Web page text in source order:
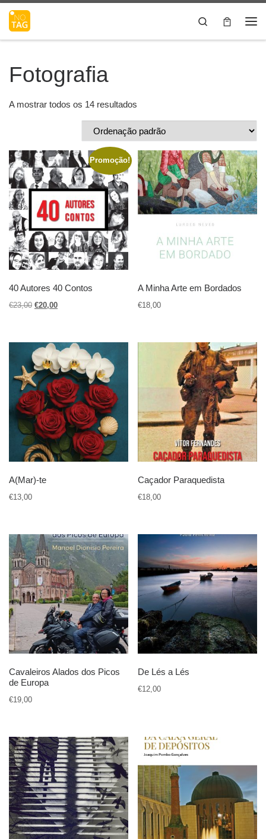
Skip to content
Search
Fotografia
A mostrar todos os 14 resultados
Promoção!
40 Autores 40 Contos
€23,00 O preço original era: €23,00.
€20,00O preço atual é: €20,00.
A Minha Arte em Bordados
€18,00
A(Mar)-te
€13,00
Caçador Paraquedista
€18,00
Cavaleiros Alados dos Picos
de Europa
€19,00
De Lés a Lés
€12,00